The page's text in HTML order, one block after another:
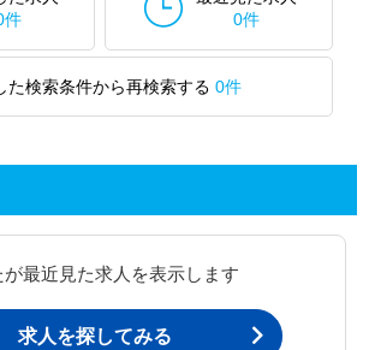
件
0件
た検索条件から再検索する 0件
が最近見た求人を表示します
求人を探してみる